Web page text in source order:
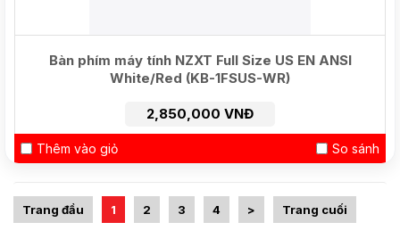
Bàn phím máy tính NZXT Full Size US EN ANSI
White/Red (KB-1FSUS-WR)
2,850,000 VNĐ
Thêm vào giỏ So sánh
Trang đầu 1 2 3 4 > Trang cuối